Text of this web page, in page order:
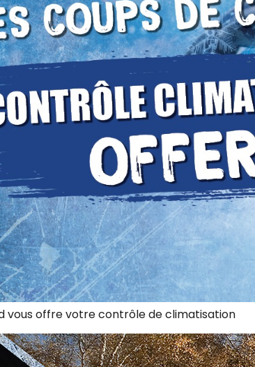
vous offre votre contrôle de climatisation